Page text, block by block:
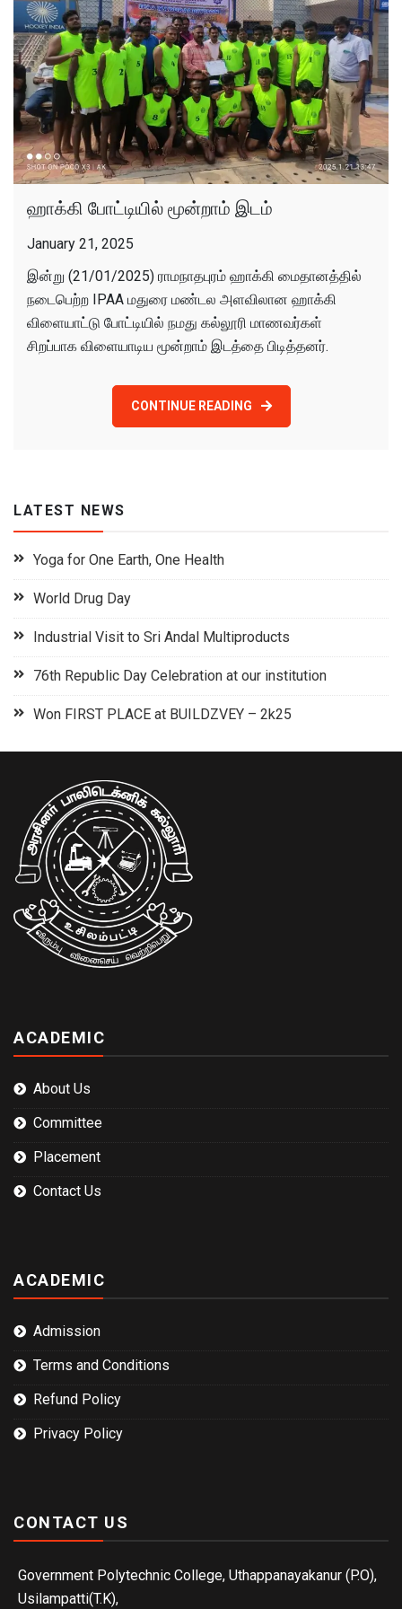
ஹாக்கி போட்டியில் மூன்றாம் இடம்
January 21, 2025
இன்று (21/01/2025) ராமநாதபுரம் ஹாக்கி மைதானத்தில்
நடைபெற்ற IPAA மதுரை மண்டல அளவிலான ஹாக்கி
விளையாட்டு போட்டியில் நமது கல்லூரி மாணவர்கள்
சிறப்பாக விளையாடிய மூன்றாம் இடத்தை பிடித்தனர்.
CONTINUE READING
LATEST NEWS
Yoga for One Earth, One Health
World Drug Day
Industrial Visit to Sri Andal Multiproducts
76th Republic Day Celebration at our institution
Won FIRST PLACE at BUILDZVEY – 2k25
ACADEMIC
About Us
Committee
Placement
Contact Us
ACADEMIC
Admission
Terms and Conditions
Refund Policy
Privacy Policy
CONTACT US
Government Polytechnic College, Uthappanayakanur (P.O),
Usilampatti(T.K),